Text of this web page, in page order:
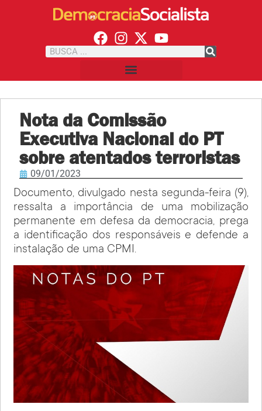
Nota da Comissão
Executiva Nacional do PT
sobre atentados terroristas
09/01/2023
Documento, divulgado nesta segunda-feira (9),
ressalta a importância de uma mobilização
permanente em defesa da democracia, prega
a identificação dos responsáveis e defende a
instalação de uma CPMI.